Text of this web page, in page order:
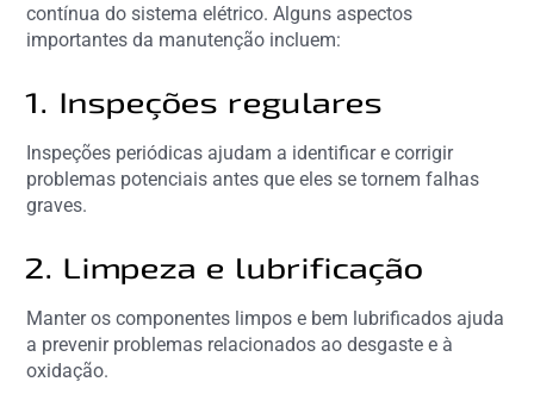
contínua do sistema elétrico. Alguns aspectos
importantes da manutenção incluem:
1. Inspeções regulares
Inspeções periódicas ajudam a identificar e corrigir
problemas potenciais antes que eles se tornem falhas
graves.
2. Limpeza e lubrificação
Manter os componentes limpos e bem lubrificados ajuda
a prevenir problemas relacionados ao desgaste e à
oxidação.